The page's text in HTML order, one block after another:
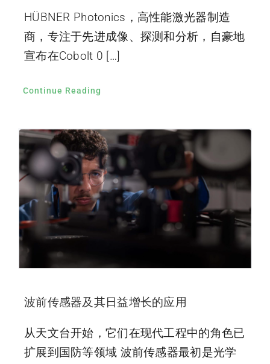
HÜBNER Photonics，高性能激光器制造
商，专注于先进成像、探测和分析，自豪地
宣布在Cobolt 0 […]
Continue Reading
波前传感器及其日益增长的应用
从天文台开始，它们在现代工程中的角色已
扩展到国防等领域 波前传感器最初是光学